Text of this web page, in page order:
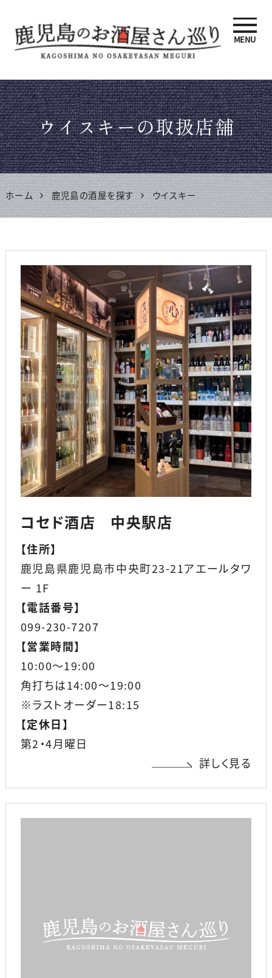
鹿児島のお酒屋さん巡り |
鹿児島県酒販協同組合連合
会 公式サイト
MENU
ウイスキーの取扱店舗
ホーム 鹿児島の酒屋を探す ウイスキー
コセド酒店 中央駅店
【住所】
鹿児島県鹿児島市中央町23-21アエールタワ
ー 1F
【電話番号】
099-230-7207
【営業時間】
10:00～19:00
角打ちは14:00～19:00
※ラストオーダー18:15
【定休日】
第2・4月曜日
詳しく見る